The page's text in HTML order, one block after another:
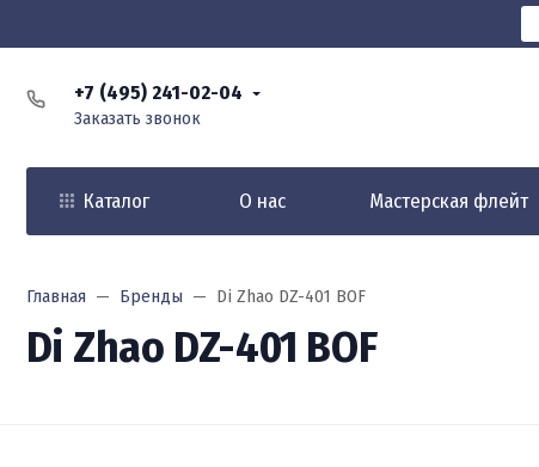
+7 (495) 241-02-04
Заказать звонок
Каталог О нас Мастерская флейт
Главная Бренды Di Zhao DZ-401 BOF
Di Zhao DZ-401 BOF